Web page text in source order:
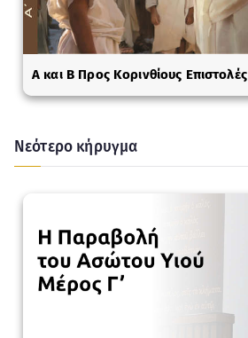
A και Β Προς Κορινθίους Επιστολές
Νεότερο κήρυγμα